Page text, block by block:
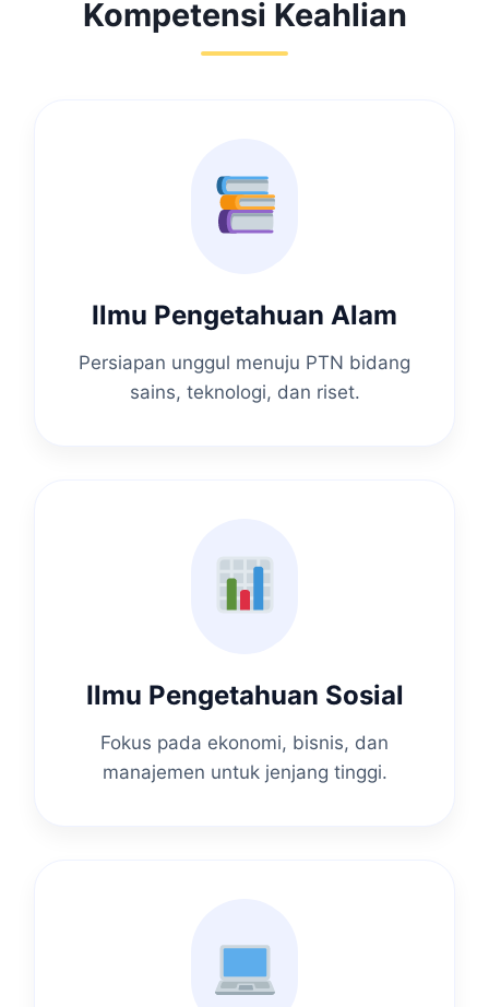
Kompetensi Keahlian
Ilmu Pengetahuan Alam
Persiapan unggul menuju PTN bidang
sains, teknologi, dan riset.
Ilmu Pengetahuan Sosial
Fokus pada ekonomi, bisnis, dan
manajemen untuk jenjang tinggi.